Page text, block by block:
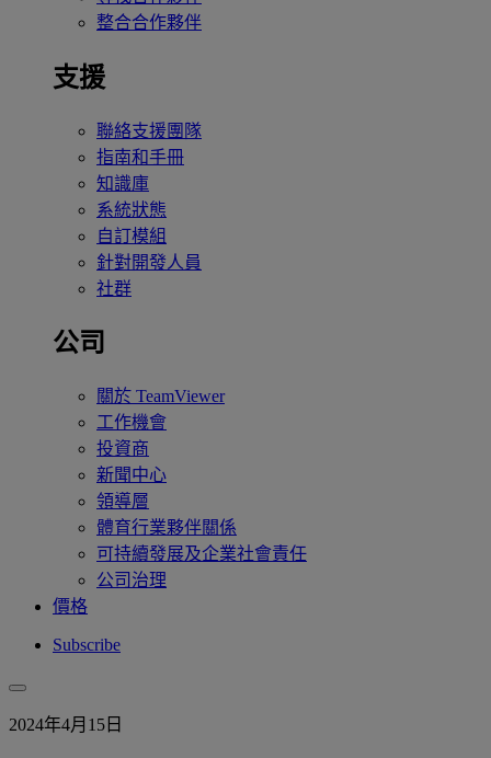
整合合作夥伴
支援
聯絡支援團隊
指南和手冊
知識庫
系統狀態
自訂模組
針對開發人員
社群
公司
關於 TeamViewer
工作機會
投資商
新聞中心
領導層
體育行業夥伴關係
可持續發展及企業社會責任
公司治理
價格
Subscribe
2024年4月15日